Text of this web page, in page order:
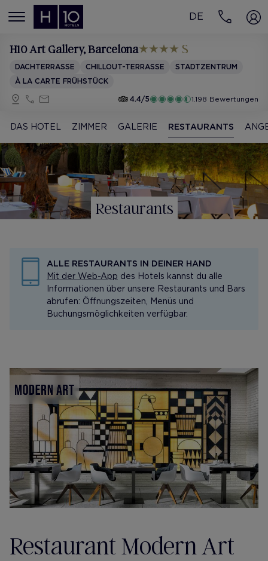
MENÚ
DE
H10 Art Gallery, Barcelona
DACHTERRASSE CHILLOUT-TERRASSE
STADTZENTRUM
À LA CARTE FRÜHSTÜCK
4.4/5
1.198 Bewertungen
DAS HOTEL ZIMMER GALERIE RESTAURANTS
Restaurants
ALLE RESTAURANTS IN DEINER HAND
Mit der Web-App des Hotels kannst du alle
Informationen über unsere Restaurants und Bars
abrufen: Öffnungszeiten, Menüs und
Buchungsmöglichkeiten verfügbar.
Restaurant Modern Art